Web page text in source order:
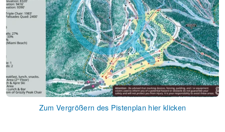
Zum Vergrößern des Pistenplan hier klicken